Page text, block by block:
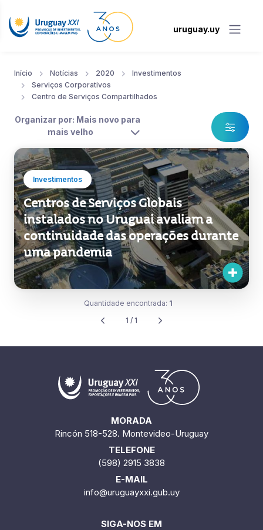
uruguay.uy
Início Notícias 2020
Investimentos
Serviços Corporativos
Centro de Serviços Compartilhados
Organizar por: Mais novo para
mais velho
Investimentos
Centros de Serviços Globais
instalados no Uruguai avaliam a
continuidade das operações durante
uma pandemia
Quantidade encontrada: 1
1 / 1
MORADA
Rincón 518-528. Montevideo-Uruguay
TELEFONE
(598) 2915 3838
E-MAIL
info@uruguayxxi.gub.uy
SIGA-NOS EM